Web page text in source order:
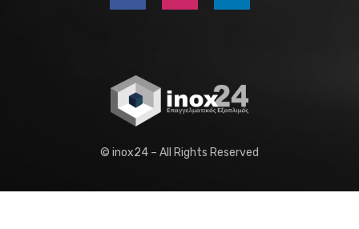
© inox24 – All Rights Reserved